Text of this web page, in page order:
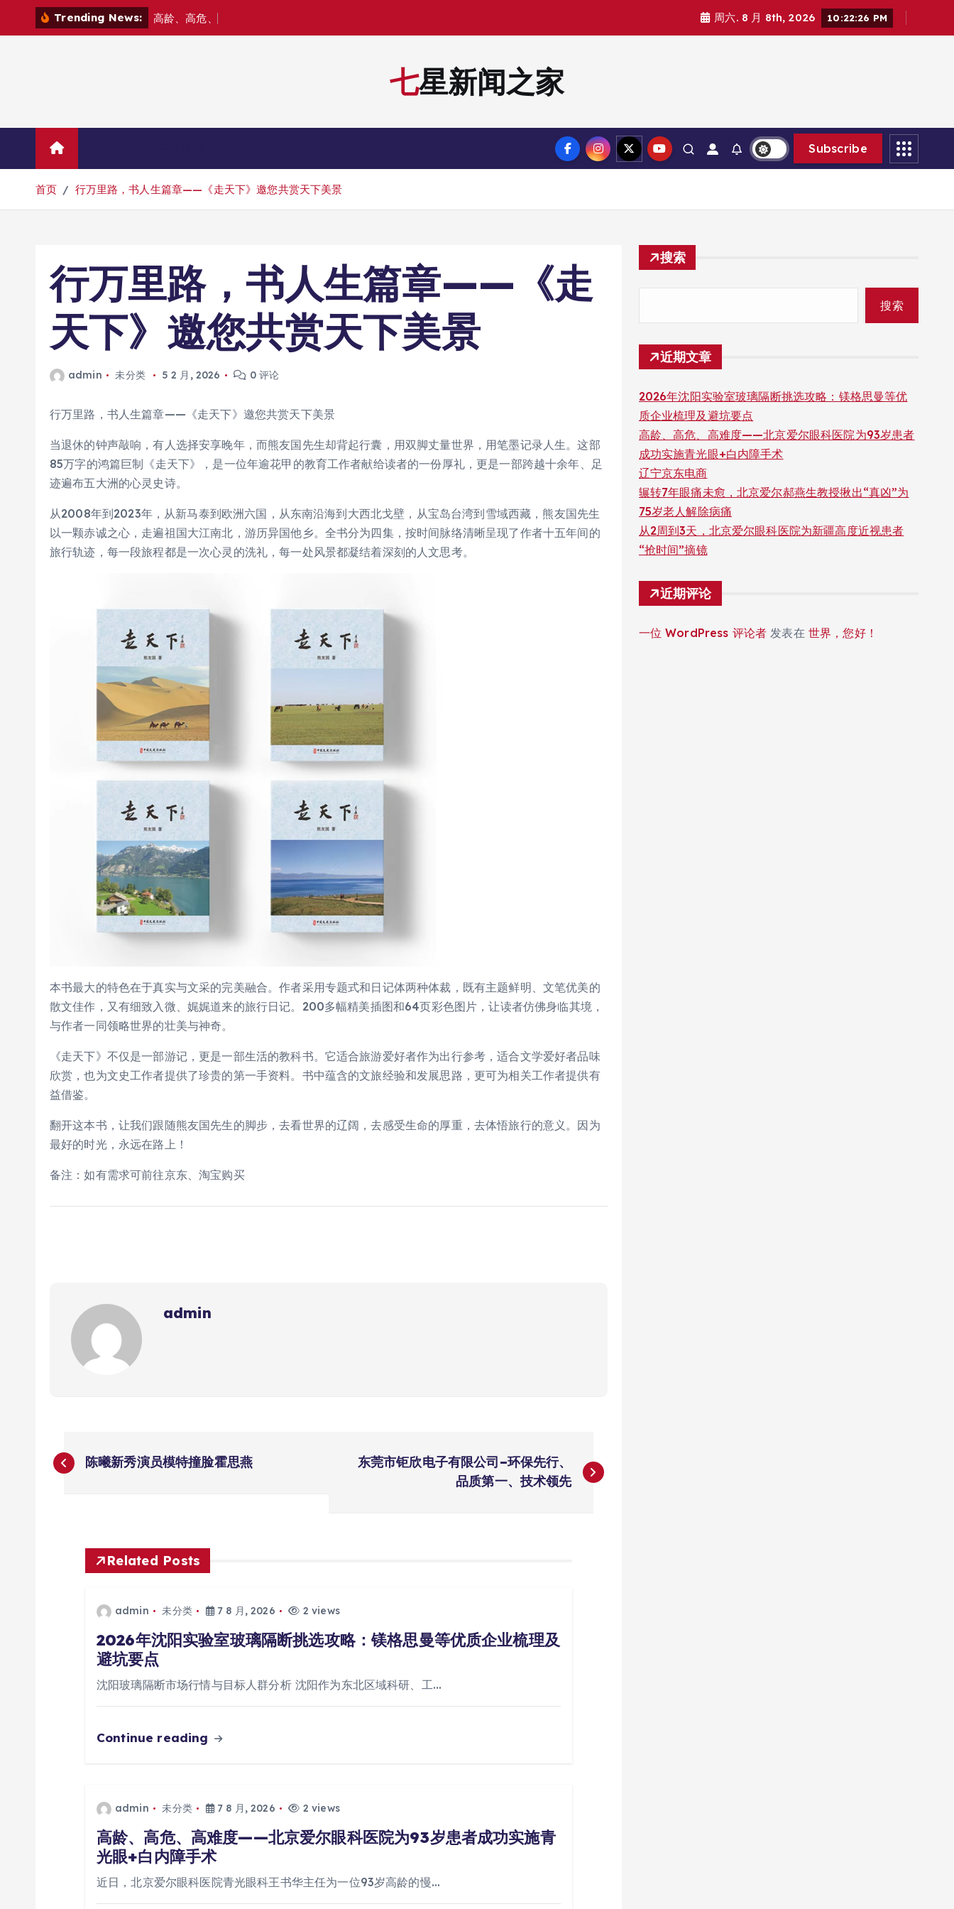
Trending News: 高龄 、高危 周六. 8 月 8th, 2026 10:22:27 PM
七星新闻之家
Subscribe
首页 行万里路，书人生篇章——《走天下》邀您共赏天下美景
行万里路，书人生篇章——《走
天下》邀您共赏天下美景
admin 未分类 5 2 月, 2026 0 评论
行万里路，书人生篇章——《走天下》邀您共赏天下美景
当退休的钟声敲响，有人选择安享晚年，而熊友国先生却背起行囊，用双脚丈量世界，用笔墨记录人生。这部
85万字的鸿篇巨制《走天下》，是一位年逾花甲的教育工作者献给读者的一份厚礼，更是一部跨越十余年、足
迹遍布五大洲的心灵史诗。
从2008年到2023年，从新马泰到欧洲六国，从东南沿海到大西北戈壁，从宝岛台湾到雪域西藏，熊友国先生
以一颗赤诚之心，走遍祖国大江南北，游历异国他乡。全书分为四集，按时间脉络清晰呈现了作者十五年间的
旅行轨迹，每一段旅程都是一次心灵的洗礼，每一处风景都凝结着深刻的人文思考。
本书最大的特色在于真实与文采的完美融合。作者采用专题式和日记体两种体裁，既有主题鲜明、文笔优美的
散文佳作，又有细致入微、娓娓道来的旅行日记。200多幅精美插图和64页彩色图片，让读者仿佛身临其境，
与作者一同领略世界的壮美与神奇。
《走天下》不仅是一部游记，更是一部生活的教科书。它适合旅游爱好者作为出行参考，适合文学爱好者品味
欣赏，也为文史工作者提供了珍贵的第一手资料。书中蕴含的文旅经验和发展思路，更可为相关工作者提供有
益借鉴。
翻开这本书，让我们跟随熊友国先生的脚步，去看世界的辽阔，去感受生命的厚重，去体悟旅行的意义。因为
最好的时光，永远在路上！
备注：如有需求可前往京东、淘宝购买
admin
文
陈曦新秀演员模特撞脸霍思燕
东莞市钜欣电子有限公司–环保先行、
品质第一、技术领先
Related Posts
admin 未分类 7 8 月, 2026 2 views
2026年沈阳实验室玻璃隔断挑选攻略：镁格思曼等优质企业梳理及
避坑要点
沈阳玻璃隔断市场行情与目标人群分析 沈阳作为东北区域科研、工…
Continue reading
admin 未分类 7 8 月, 2026 2 views
高龄、高危、高难度——北京爱尔眼科医院为93岁患者成功实施青
光眼+白内障手术
近日，北京爱尔眼科医院青光眼科王书华主任为一位93岁高龄的慢…
搜索
搜索
近期文章
2026年沈阳实验室玻璃隔断挑选攻略：镁格思曼等优
质企业梳理及避坑要点
高龄、高危、高难度——北京爱尔眼科医院为93岁患者
成功实施青光眼+白内障手术
辽宁京东电商
辗转7年眼痛未愈，北京爱尔郝燕生教授揪出“真凶”为
75岁老人解除病痛
从2周到3天，北京爱尔眼科医院为新疆高度近视患者
“抢时间”摘镜
近期评论
一位 WordPress 评论者 发表在 世界，您好！